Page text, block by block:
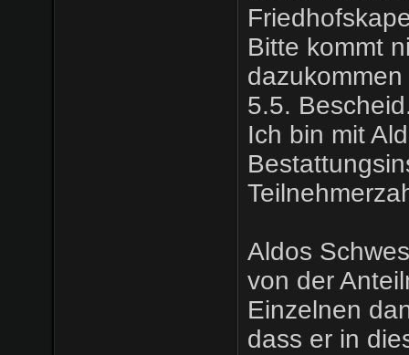
Bitte kommt
5.5.
Ich bin mit
Aldos
von der
Einzelnen
dass er in